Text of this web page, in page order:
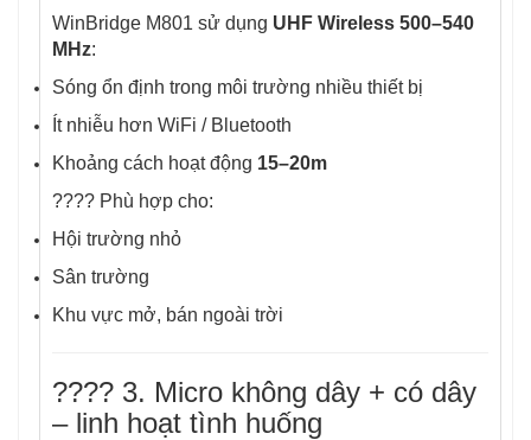
WinBridge M801 sử dụng UHF Wireless 500–540
MHz:
Sóng ổn định trong môi trường nhiều thiết bị
Ít nhiễu hơn WiFi / Bluetooth
Khoảng cách hoạt động 15–20m
???? Phù hợp cho:
Hội trường nhỏ
Sân trường
Khu vực mở, bán ngoài trời
???? 3. Micro không dây + có dây
– linh hoạt tình huống